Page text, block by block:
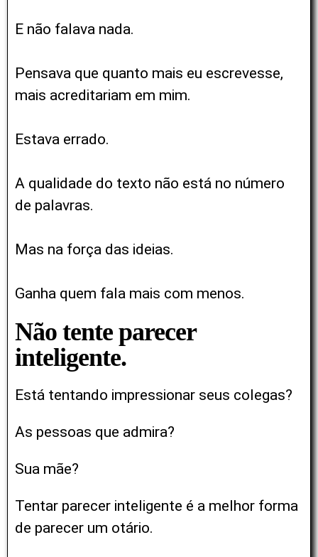
E não falava nada.
Pensava que quanto mais eu escrevesse,
mais acreditariam em mim.
Estava errado.
A qualidade do texto não está no número
de palavras.
Mas na força das ideias.
Ganha quem fala mais com menos.
Não tente parecer
inteligente.
Está tentando impressionar seus colegas?
As pessoas que admira?
Sua mãe?
Tentar parecer inteligente é a melhor forma
de parecer um otário.